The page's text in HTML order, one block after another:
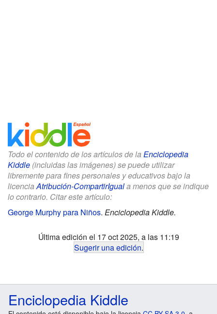
Todo el contenido de los artículos de la Enciclopedia
Kiddle (incluidas las imágenes) se puede utilizar
libremente para fines personales y educativos bajo la
licenciaAtribución-CompartirIguala menos que se indique
lo contrario. Citar este artículo:
George Murphy para Niños. Enciclopedia Kiddle.
Última edición el 17 oct 2025, a las 11:19
Sugerir una edición.
Enciclopedia Kiddle